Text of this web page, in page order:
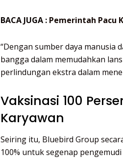
BACA JUGA : Pemerintah Pacu
“Dengan sumber daya manusia
bangga dalam memudahkan
perlindungan ekstra dalam
Vaksinasi 100
Karyawan
Seiring itu, Bluebird Group
100% untuk segenap